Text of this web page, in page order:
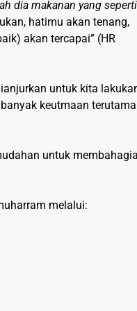
dia makanan yang seperti
hatimu akan tenang,
akan tercapai” (HR
untuk kita
keutmaan
untuk
melalui: